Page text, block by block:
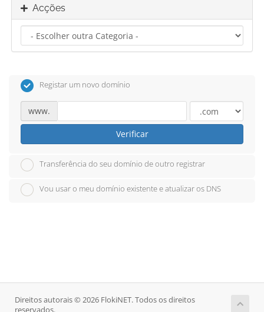
Acções
Registar um novo domínio
www.
Verificar
Transferência do seu domínio de outro registrar
Vou usar o meu domínio existente e atualizar os DNS
Direitos autorais © 2026 FlokiNET. Todos os direitos
reservados.